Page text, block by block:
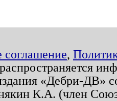
соглашение,
«Дебри-ДВ»
К.А. (член